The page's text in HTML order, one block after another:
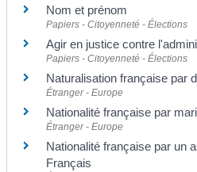
Nom et prénom
Papiers - Citoyenneté - Élections
Agir en justice contre
Papiers - Citoyenneté - Élections
Naturalisation française par
Étranger - Europe
Nationalité française par
Étranger - Europe
Nationalité française par un
Français